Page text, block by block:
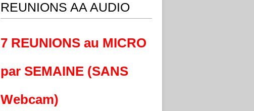
REUNIONS AA AUDIO
7 REUNIONS au MICRO
par SEMAINE (SANS
Webcam)